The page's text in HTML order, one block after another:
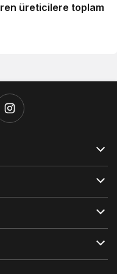
üreticilere toplam